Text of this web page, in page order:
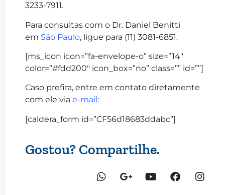
3233-7911.
Para consultas com o Dr. Daniel Benitti
em São Paulo, ligue para (11) 3081-6851.
[ms_icon icon=”fa-envelope-o” size=”14″
color=”#fdd200″ icon_box=”no” class=”” id=””]
Caso prefira, entre em contato diretamente
com ele via e-mail :
[caldera_form id=”CF56d18683ddabc”]
Gostou? Compartilhe.